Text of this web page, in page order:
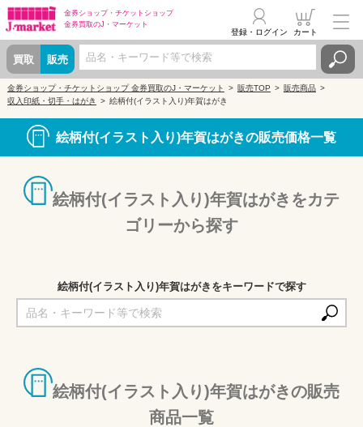
金券ショップ・ チケットショップ
金券買取のJ・マーケット
買取 販売
登録・ログイン カート
金券ショップ・チケットショップ 金券買取のJ・マーケット 販売TOP
販売商品
収入印紙・切手・はがき
絵柄付(イラスト入り)年賀はがき
絵柄付(イラスト入り)年賀はがきの販売価格一覧
絵柄付(イラスト入り)年賀はがきをカテ
ゴリーから探す
絵柄付(イラスト入り)年賀はがきをキーワードで探す
絵柄付(イラスト入り)年賀はがきの販売
商品一覧